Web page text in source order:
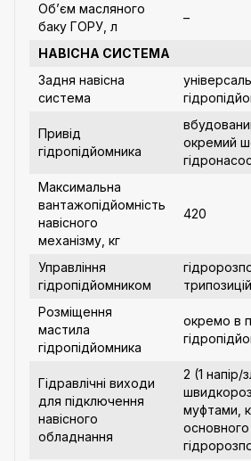
Об’єм масляного
баку ГОРУ, л
–
НАВІСНА СИСТЕМА
Задня навісна
система
Привід
гідропідйомника
окремий
гідронасос
Максимальна
вантажопідйомність
навісного
механізму, кг
420
Управління
гідропідйомником
Розміщення
мастила
гідропідйомника
окремо в
Гідравлічні виходи
для підключення
навісного
обладнання
2 (1 напір/
муфтами,
основного